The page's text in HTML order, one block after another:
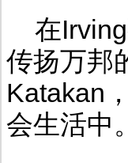
在Irving
传扬万邦
Katakan
会生活中